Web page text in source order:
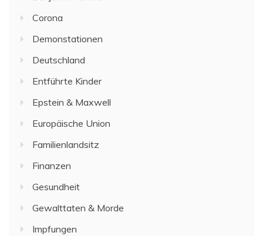
Corona
Demonstationen
Deutschland
Entführte Kinder
Epstein & Maxwell
Europäische Union
Familienlandsitz
Finanzen
Gesundheit
Gewalttaten & Morde
Impfungen